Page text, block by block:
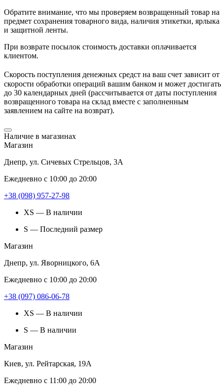
Обратите внимание, что мы проверяем возвращенный товар на
предмет сохранения товарного вида, наличия этикетки, ярлыка
и защитной ленты.
При возврате посылок стоимость доставки оплачивается
клиентом.
Скорость поступления денежных средст на ваш счет зависит от
скорости обработки операций вашим банком и может достигать
до 30 календарных дней (рассчитывается от даты поступления
возвращенного товара на склад вместе с заполненным
заявлением на сайте на возврат).
Наличие в магазинах
Магазин
Днепр, ул. Сичевых Стрельцов, 3А
Ежедневно с 10:00 до 20:00
+38 (098) 957-27-98
XS — В наличии
S — Последний размер
Магазин
Днепр, ул. Яворницкого, 6А
Ежедневно с 10:00 до 20:00
+38 (097) 086-06-78
XS — В наличии
S — В наличии
Магазин
Киев, ул. Рейтарская, 19А
Ежедневно с 11:00 до 20:00